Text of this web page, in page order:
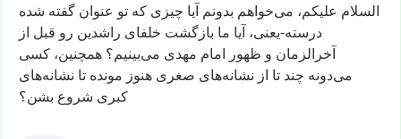
السلام علیکم، می‌خواهم بدونم آیا چیزی که تو عنوان گفته شده
درسته-یعنی، آیا ما بازگشت خلفای راشدین رو قبل از
آخرالزمان و ظهور امام مهدی می‌بینیم؟ همچنین، کسی
می‌دونه چند تا از نشانه‌های صغری هنوز مونده تا نشانه‌های
کبری شروع بشن؟